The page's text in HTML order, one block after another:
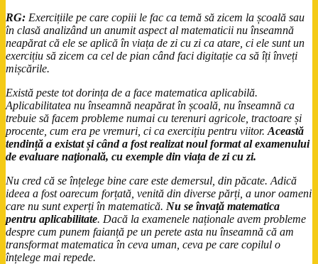
RG: Exercițiile pe care copiii le fac ca temă să zicem la școală sau
în clasă analizând un anumit aspect al matematicii nu înseamnă
neapărat că ele se aplică în viața de zi cu zi ca atare, ci ele sunt un
exercițiu să zicem ca cel de pian când faci digitație ca să îți înveți
mișcările.
Există peste tot dorința de a face matematica aplicabilă.
Aplicabilitatea nu înseamnă neapărat în școală, nu înseamnă ca
trebuie să facem probleme numai cu terenuri agricole, tractoare și
procente, cum era pe vremuri, ci ca exercițiu pentru viitor. Această
tendință a existat și când a fost realizat noul format al examenului
de evaluare naţională, cu exemple din viața de zi cu zi.
Nu cred că se înțelege bine care este demersul, din păcate. Adică
ideea a fost oarecum forțată, venită din diverse părți, a unor oameni
care nu sunt experți în matematică. Nu se învață matematica
pentru aplicabilitate. Dacă la examenele naționale avem probleme
despre cum punem faianță pe un perete asta nu înseamnă că am
transformat matematica în ceva uman, ceva pe care copilul o
înțelege mai repede.